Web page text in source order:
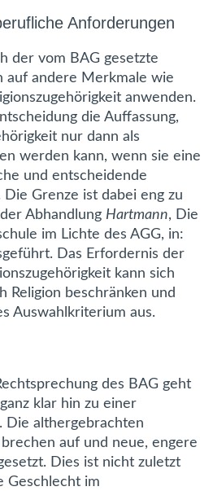
Anforderungen
der vom BAG gesetzte
auf andere Merkmale wie
anwenden.
die Auffassung,
nur dann als
werden kann, wenn sie eine
und entscheidende
Grenze ist dabei eng zu
Abhandlung Hartmann, Die
im Lichte des AGG, in:
Das Erfordernis der
kann sich
Religion beschränken und
Auswahlkriterium aus.
des BAG geht
klar hin zu einer
Die althergebrachten
auf und neue, engere
Dies ist nicht zuletzt
Geschlecht im